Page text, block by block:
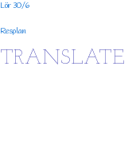
Lör 30/6
Resplan
TRANSLATE